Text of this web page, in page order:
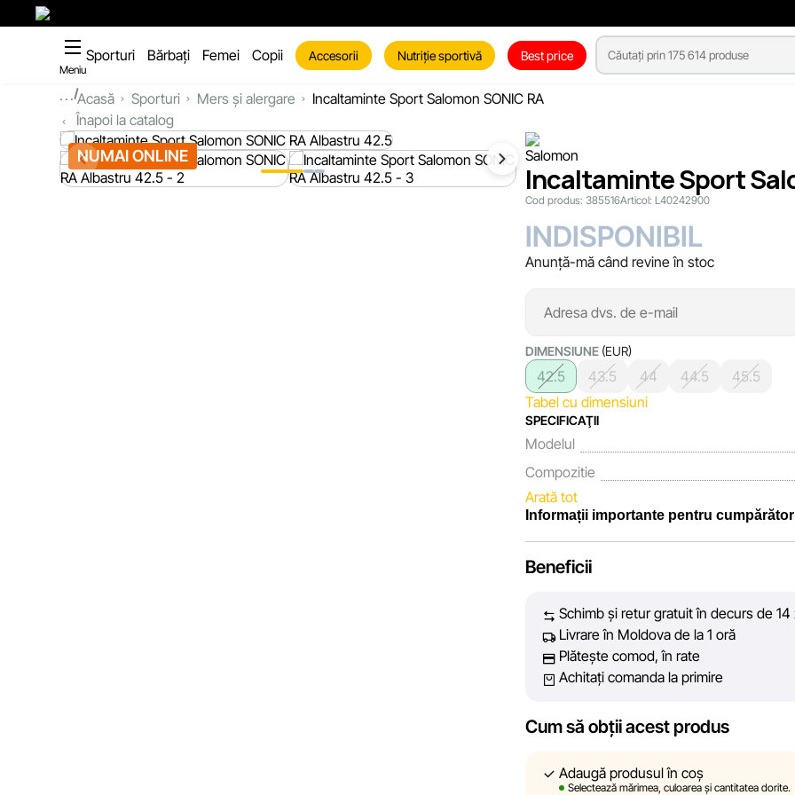
Meniu
Sporturi Bărbați Femei Copii Accesorii Nutriție sportivă Best price
...Acasă Sporturi Mers și alergare
Incaltaminte Sport Salomon SONIC RA
Înapoi la catalog
NUMAI ONLINE
Incaltaminte Sport
Cod produs: 385516Articol: L40242900
INDISPONIBIL
Anunță-mă când revine în stoc
DIMENSIUNE (EUR)
42.5 43.5 44 44.5
45.5
Tabel cu dimensiuni
SPECIFICAŢII
Modelul
Compozitie
Arată tot
Informații importante pentru
fiecare zi depunem eforturi pentru ca
vă oferim informații corecte și veridice,
decizie de cumpărare.
Cu toate acestea, în ciuda controlului
tehnice sau disfuncționalități. De
linkuri pe site-ul nostru.
Beneficii
Schimb și retur gratuit în decurs de 14
Livrare în Moldova de la 1 oră
Plătește comod, în rate
Achitați comanda la primire
Cum să obții acest produs
Adaugă produsul în coș
Selectează mărimea, culoarea și cantitatea dorite.